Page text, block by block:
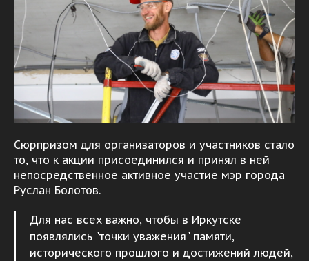
Сюрпризом для организаторов и участников стало
то, что к акции присоединился и принял в ней
непосредственное активное участие мэр города
Руслан Болотов.
Для нас всех важно, чтобы в Иркутске
появлялись "точки уважения" памяти,
исторического прошлого и достижений людей,